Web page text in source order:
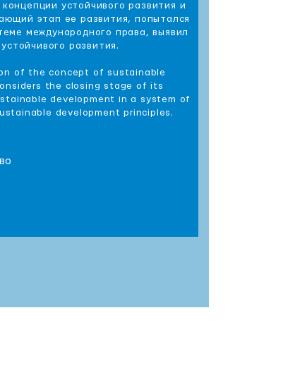
устойчивого развития и
этап ее развития, попытался
международного права, выявил
развития.
of the concept of sustainable
the closing stage of its
development in a system of
development principles.